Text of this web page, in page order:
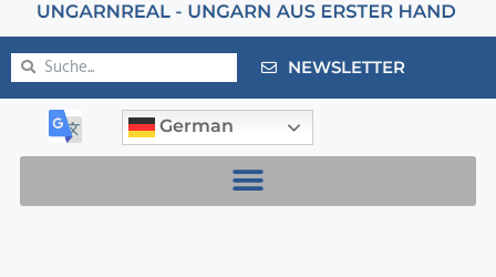
NEWSLETTER
German